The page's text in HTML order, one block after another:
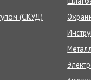
(СКУД)